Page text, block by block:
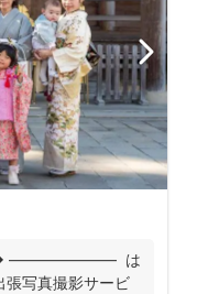
――――――― は
張写真撮影サービ